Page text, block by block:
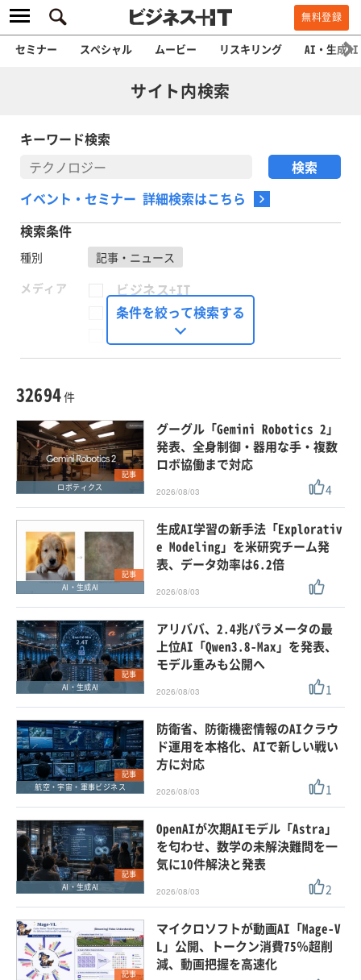
無料登録
セミナー スペシャル ムービー リスキリング AI・生成AI
サイト内検索
キーワード検索
イベント・セミナー 詳細検索はこちら
検索条件
種別
記事・ニュース
メディア
ビジネス+IT
FinTech Journal
Seizo Trend
外部ニュース
スペシャルに限定する
タグ
クリア この条件で検索する
条件を絞って検索する
32694件
記事
ロボティクス
グーグル「Gemini Robotics 2」
発表、全身制御・器用な手・複数
ロボ協働まで対応
2026/08/03 4
記事
AI・生成AI
生成AI学習の新手法「Explorativ
e Modeling」を米研究チーム発
表、データ効率は6.2倍
2026/08/03
記事
AI・生成AI
アリババ、2.4兆パラメータの最
上位AI「Qwen3.8-Max」を発表、
モデル重みも公開へ
2026/08/03 1
記事
航空・宇宙・軍事ビジネス
防衛省、防衛機密情報のAIクラウ
ド運用を本格化、AIで新しい戦い
方に対応
2026/08/03 1
記事
AI・生成AI
OpenAIが次期AIモデル「Astra」
を匂わせ、数学の未解決難問を一
気に10件解決と発表
2026/08/03 2
記事
マイクロソフトが動画AI「Mage-V
L」公開、トークン消費75％超削
減、動画把握を高速化